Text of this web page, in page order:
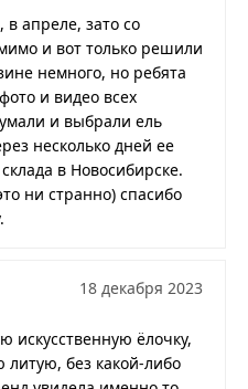
в апреле, зато со
и вот только решили
немного, но ребята
и видео всех
и выбрали ель
несколько дней ее
в Новосибирске.
ни странно) спасибо
18 декабря 2023
искусственную ёлочку,
литую, без какой-либо